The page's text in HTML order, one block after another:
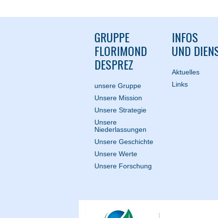
GRUPPE
FLORIMOND
DESPREZ
unsere Gruppe
Unsere Mission
Unsere Strategie
Unsere
Niederlassungen
Unsere Geschichte
Unsere Werte
Unsere Forschung
INFOS
UND
Aktuelles
Links